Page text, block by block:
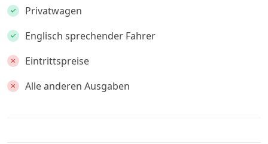
Privatwagen
Englisch sprechender Fahrer
Eintrittspreise
Alle anderen Ausgaben